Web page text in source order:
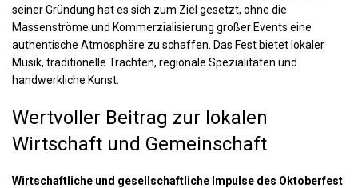
seiner Gründung hat es sich zum Ziel gesetzt, ohne die
Massenströme und Kommerzialisierung großer Events eine
authentische Atmosphäre zu schaffen. Das Fest bietet lokaler
Musik, traditionelle Trachten, regionale Spezialitäten und
handwerkliche Kunst.
Wertvoller Beitrag zur lokalen
Wirtschaft und Gemeinschaft
Wirtschaftliche und gesellschaftliche Impulse des Oktoberfest